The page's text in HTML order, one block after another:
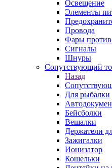
Освещение
Элементы
Провода
Фары
Сигналы
Шнуры
Сопутствующий
Назад
Для рыбалки
Бейсболки
Вешалки
Держатели
Зажигалки
Ионизатор
Кошельки